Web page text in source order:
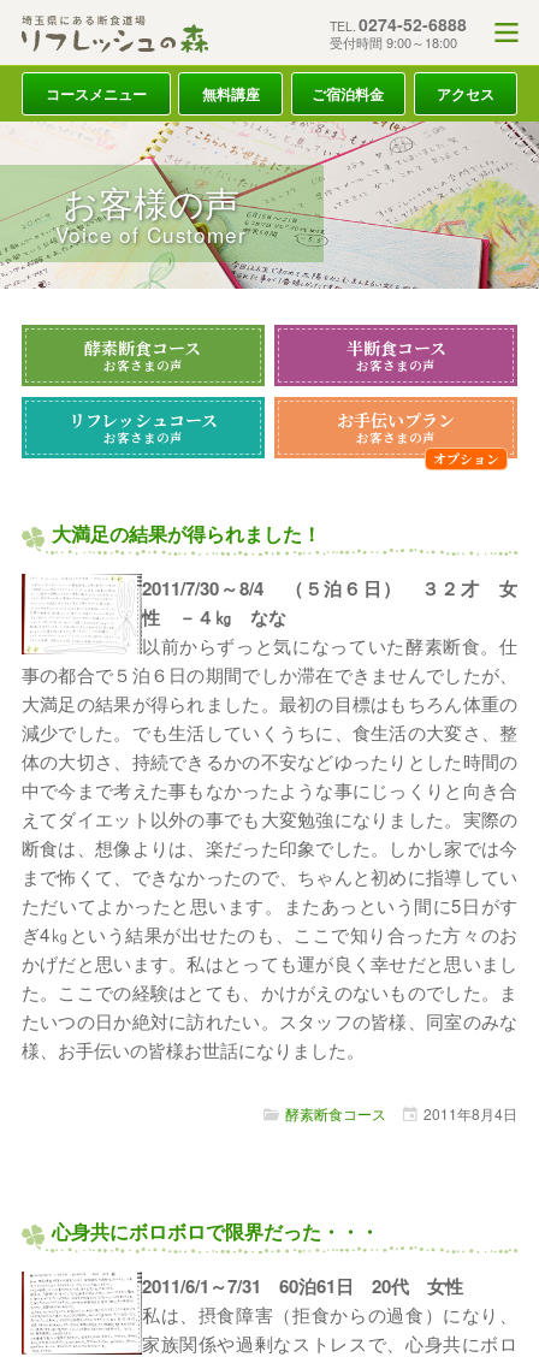
TEL. 0274-52-6888
受付時間 9:00～18:00
コースメニュー 無料講座 ご宿泊料金 アクセス
お客様の声
Voice of Customer
酵素断食コース
お客さまの声
半断食コース
お客さまの声
リフレッシュコース
お客さまの声
お手伝いプラン
お客さまの声
大満足の結果が得られました！
2011/7/30～8/4 （５泊６日） ３２才 女
性 －４㎏ なな
以前からずっと気になっていた酵素断食。仕
事の都合で５泊６日の期間でしか滞在できませんでしたが、
大満足の結果が得られました。最初の目標はもちろん体重の
減少でした。でも生活していくうちに、食生活の大変さ、整
体の大切さ、持続できるかの不安などゆったりとした時間の
中で今まで考えた事もなかったような事にじっくりと向き合
えてダイエット以外の事でも大変勉強になりました。実際の
断食は、想像よりは、楽だった印象でした。しかし家では今
まで怖くて、できなかったので、ちゃんと初めに指導してい
ただいてよかったと思います。またあっという間に5日がす
ぎ4㎏という結果が出せたのも、ここで知り合った方々のお
かげだと思います。私はとっても運が良く幸せだと思いまし
た。ここでの経験はとても、かけがえのないものでした。ま
たいつの日か絶対に訪れたい。スタッフの皆様、同室のみな
様、お手伝いの皆様お世話になりました。
酵素断食コース 2011年8月4日
心身共にボロボロで限界だった・・・
2011/6/1～7/31 60泊61日 20代 女性
私は、摂食障害（拒食からの過食）になり、
家族関係や過剰なストレスで、心身共にボロ